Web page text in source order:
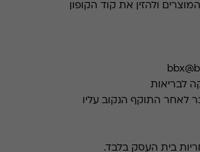
ולהזין את קוד הקופון
לבריאות
לאחר התוקף הנקוב עליו